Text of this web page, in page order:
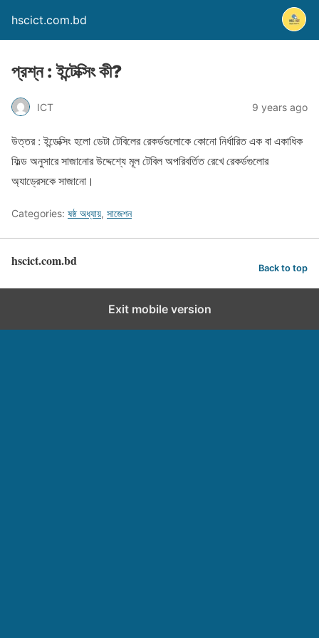
hscict.com.bd
প্রশ্ন : ইন্টেক্সিং কী?
ICT 9 years ago
উত্তর : ইন্ডেক্সিং হলো ডেটা টেবিলের রেকর্ডগুলোকে কোনো নির্ধারিত এক বা একাধিক
ফিল্ড অনুসারে সাজানোর উদ্দেশ্যে মূল টেবিল অপরিবর্তিত রেখে রেকর্ডগুলোর
অ্যাড্রেসকে সাজানো।
Categories: ষষ্ঠ অধ্যায়, সাজেশন
hscict.com.bd Back to top
Exit mobile version